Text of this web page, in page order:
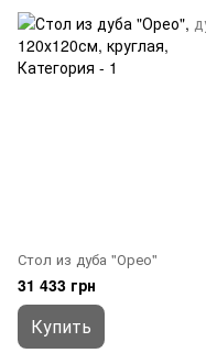
Стол из дуба "Орео"
31 433 грн
Купить